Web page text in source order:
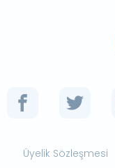
Üyelik Sözleşmesi